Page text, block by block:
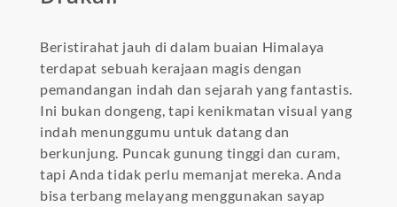
Beristirahat jauh di dalam buaian Himalaya
terdapat sebuah kerajaan magis dengan
pemandangan indah dan sejarah yang fantastis.
Ini bukan dongeng, tapi kenikmatan visual yang
indah menunggumu untuk datang dan
berkunjung. Puncak gunung tinggi dan curam,
tapi Anda tidak perlu memanjat mereka. Anda
bisa terbang melayang menggunakan sayap